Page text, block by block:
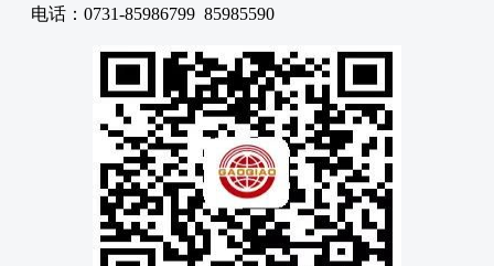
电话：0731-85986799 85985590